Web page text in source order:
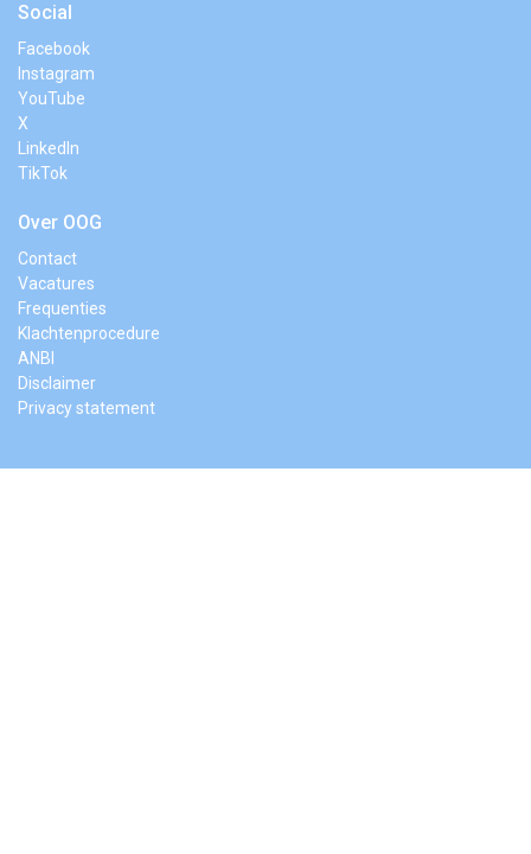
Social
Facebook
Instagram
YouTube
X
LinkedIn
TikTok
Over OOG
Contact
Vacatures
Frequenties
Klachtenprocedure
ANBI
Disclaimer
Privacy statement